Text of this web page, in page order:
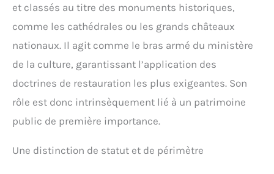
et classés au titre des monuments historiques,
comme les cathédrales ou les grands châteaux
nationaux. Il agit comme le bras armé du ministère
de la culture, garantissant l’application des
doctrines de restauration les plus exigeantes. Son
rôle est donc intrinsèquement lié à un patrimoine
public de première importance.
Une distinction de statut et de périmètre